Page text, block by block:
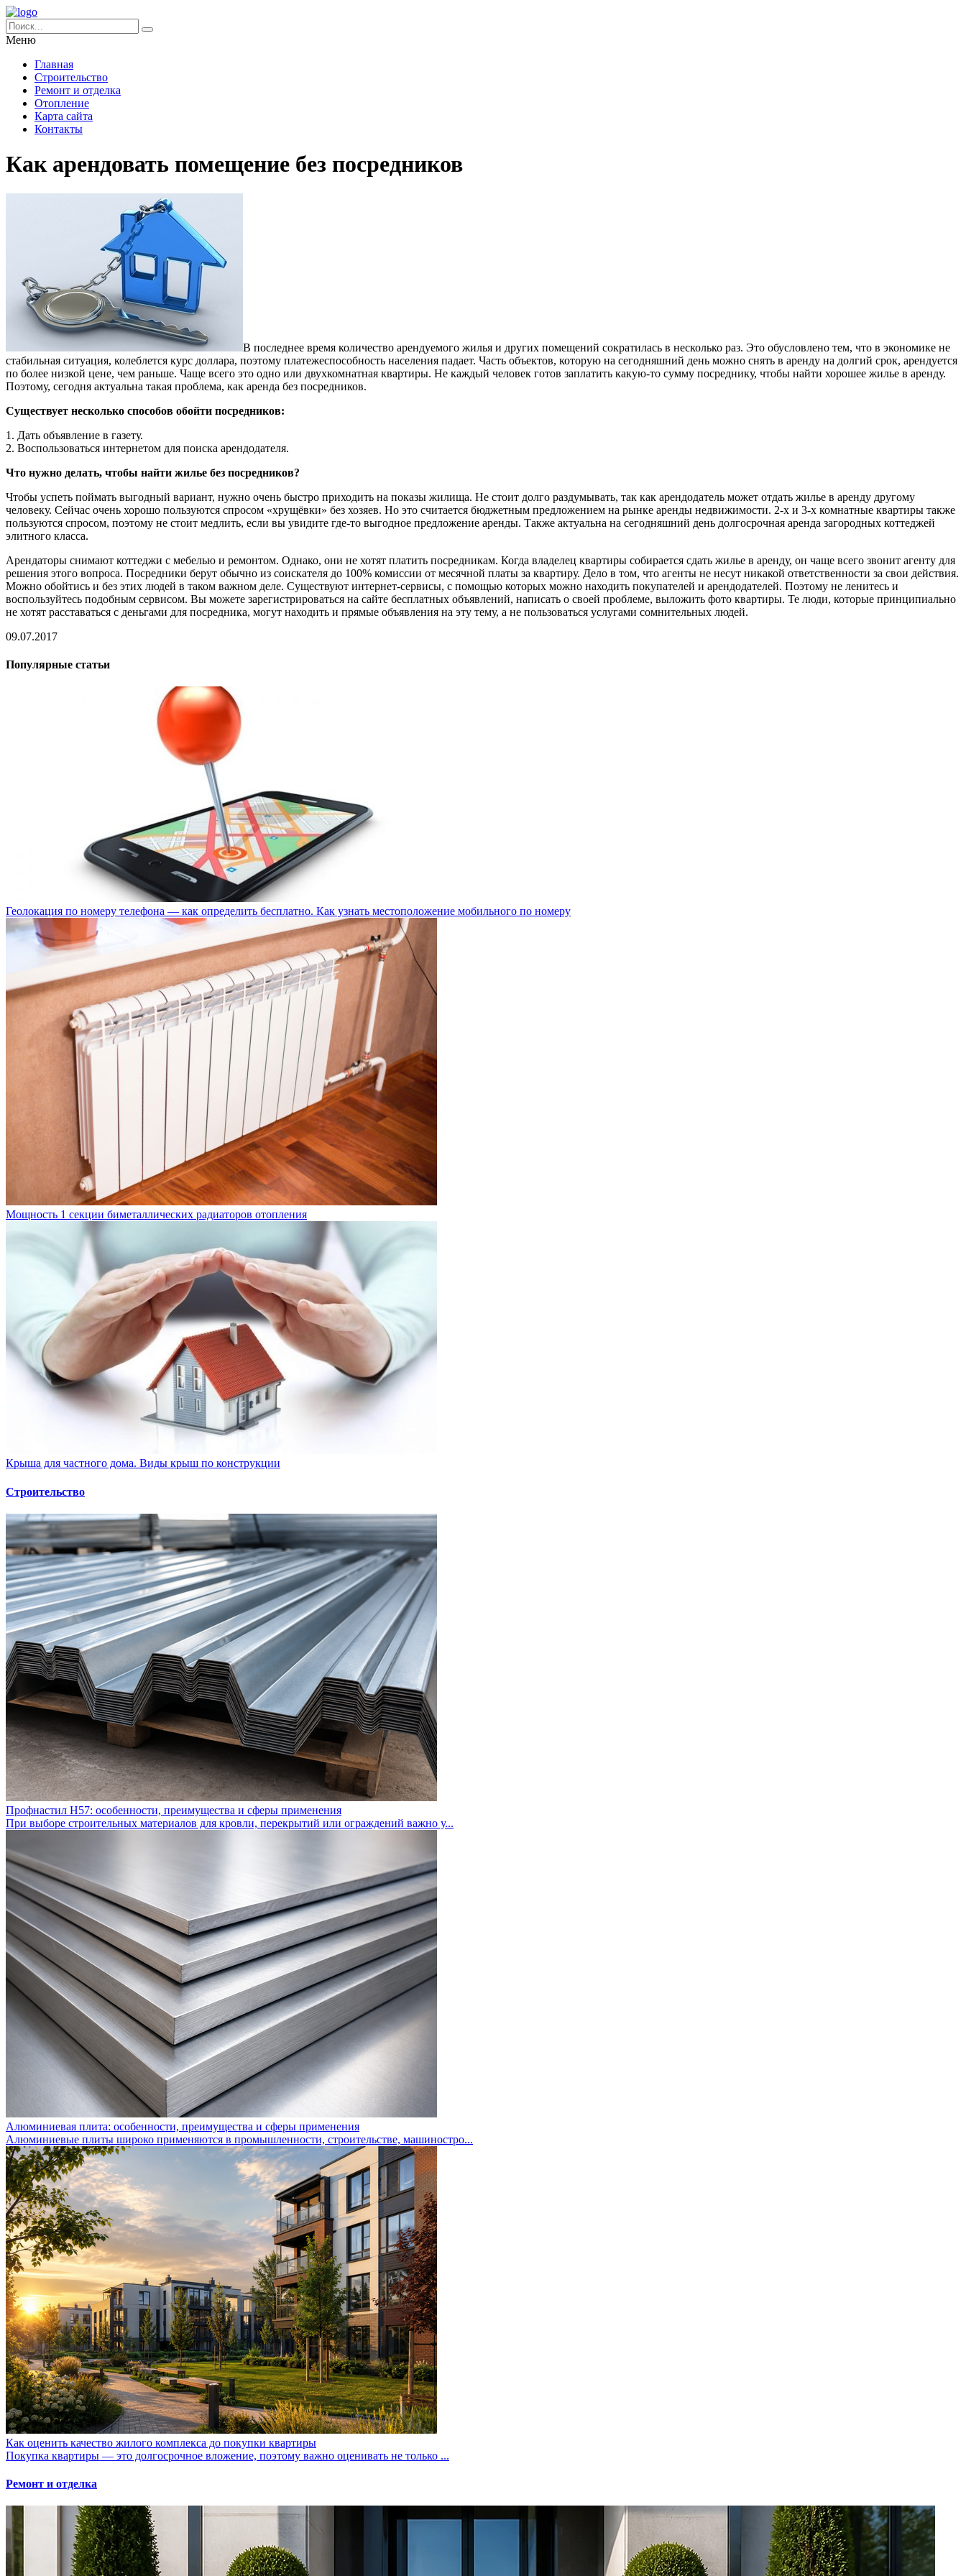
Меню
Главная
Строительство
Ремонт и отделка
Отопление
Карта сайта
Контакты
Как арендовать помещение без посредников
В последнее время количество арендуемого жилья и других помещений сократилась в несколько раз. Это обусловлено тем, что в экономике не
стабильная ситуация, колеблется курс доллара, поэтому платежеспособность населения падает. Часть объектов, которую на сегодняшний день можно снять в аренду на долгий срок, арендуется
по более низкой цене, чем раньше. Чаще всего это одно или двухкомнатная квартиры. Не каждый человек готов заплатить какую-то сумму посреднику, чтобы найти хорошее жилье в аренду.
Поэтому, сегодня актуальна такая проблема, как аренда без посредников.
Существует несколько способов обойти посредников:
1. Дать объявление в газету.
2. Воспользоваться интернетом для поиска арендодателя.
Что нужно делать, чтобы найти жилье без посредников?
Чтобы успеть поймать выгодный вариант, нужно очень быстро приходить на показы жилища. Не стоит долго раздумывать, так как арендодатель может отдать жилье в аренду другому
человеку. Сейчас очень хорошо пользуются спросом «хрущёвки» без хозяев. Но это считается бюджетным предложением на рынке аренды недвижимости. 2-х и 3-х комнатные квартиры также
пользуются спросом, поэтому не стоит медлить, если вы увидите где-то выгодное предложение аренды. Также актуальна на сегодняшний день долгосрочная аренда загородных коттеджей
элитного класса.
Арендаторы снимают коттеджи с мебелью и ремонтом. Однако, они не хотят платить посредникам. Когда владелец квартиры собирается сдать жилье в аренду, он чаще всего звонит агенту для
решения этого вопроса. Посредники берут обычно из соискателя до 100% комиссии от месячной платы за квартиру. Дело в том, что агенты не несут никакой ответственности за свои действия.
Можно обойтись и без этих людей в таком важном деле. Существуют интернет-сервисы, с помощью которых можно находить покупателей и арендодателей. Поэтому не ленитесь и
воспользуйтесь подобным сервисом. Вы можете зарегистрироваться на сайте бесплатных объявлений, написать о своей проблеме, выложить фото квартиры. Те люди, которые принципиально
не хотят расставаться с деньгами для посредника, могут находить и прямые объявления на эту тему, а не пользоваться услугами сомнительных людей.
09.07.2017
Популярные статьи
Геолокация по номеру телефона — как определить бесплатно. Как узнать местоположение мобильного по номеру
Мощность 1 секции биметаллических радиаторов отопления
Крыша для частного дома. Виды крыш по конструкции
Строительство
Профнастил Н57: особенности, преимущества и сферы применения
При выборе строительных материалов для кровли, перекрытий или ограждений важно у...
Алюминиевая плита: особенности, преимущества и сферы применения
Алюминиевые плиты широко применяются в промышленности, строительстве, машиностро...
Как оценить качество жилого комплекса до покупки квартиры
Покупка квартиры — это долгосрочное вложение, поэтому важно оценивать не только ...
Ремонт и отделка